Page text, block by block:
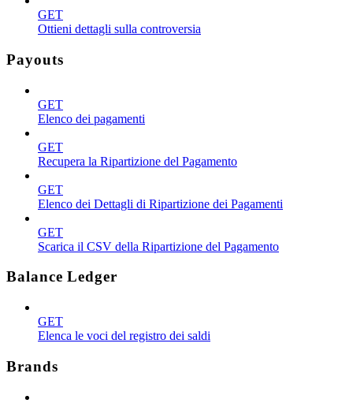
GET
Ottieni dettagli sulla controversia
Payouts
GET
Elenco dei pagamenti
GET
Recupera la Ripartizione del Pagamento
GET
Elenco dei Dettagli di Ripartizione dei Pagamenti
GET
Scarica il CSV della Ripartizione del Pagamento
Balance Ledger
GET
Elenca le voci del registro dei saldi
Brands